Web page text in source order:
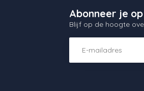
Abonneer je
Blijf op de hoogte